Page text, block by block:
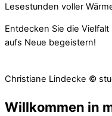
Lesestunden voller
Entdecken Sie die
aufs Neue begeistern!
Christiane Lindecke ©
Willkommen in